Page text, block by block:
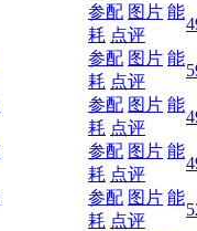
参配 图片 能
耗 点评
参配 图片 能
耗 点评
参配 图片 能
耗 点评
参配 图片 能
耗 点评
参配 图片 能
耗 点评